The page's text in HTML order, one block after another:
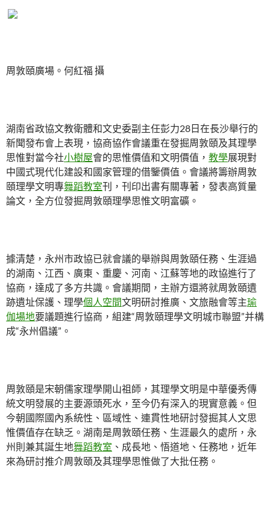
周敦頤廣場。何紅福 攝
湖南省政協文教衛體和文史委副主任彭力28日在長沙舉行的
新聞發布會上表現，協商協作會議重在發掘周敦頤及其理學
思惟對當今社小樹屋會的思惟價值和文明價值， 教學展現對
中國式現代化建設和國家管理的借鑒價值。會議將籌辦周敦
頤理學文明專舞蹈教室刊，刊印出書有關專著，發表高質量
論文，全方位發掘周敦頤理學思惟文明富礦。
據清楚，永州市政協已就會議的舉辦與周敦頤任務、生涯過
的湖南、江西、廣東、重慶、河南、江蘇等地的政協進行了
協商，達成了多方共識。會議期間，主辦方還將就周敦頤遺
跡遺址保護、理學個人空間文明研討推廣、文旅融會等主瑜
伽場地要議題進行協商，組建“周敦頤理學文明城市聯盟”并構
成“永州倡議”。
周敦頤是宋朝儒家理學開山祖師，其理學文明是中華優秀傳
統文明發展的主要源頭死水，至今仍有深入的現實意義。但
今朝國際國內系統性、區域性、連貫性地研討發掘其人文思
惟價值存在缺乏。湖南是周敦頤任務、生涯最久的處所，永
州則兼其誕生地舞蹈教室 、成長地、悟道地、任務地，近年
來為研討推介周敦頤及其理學思惟做了大批任務。